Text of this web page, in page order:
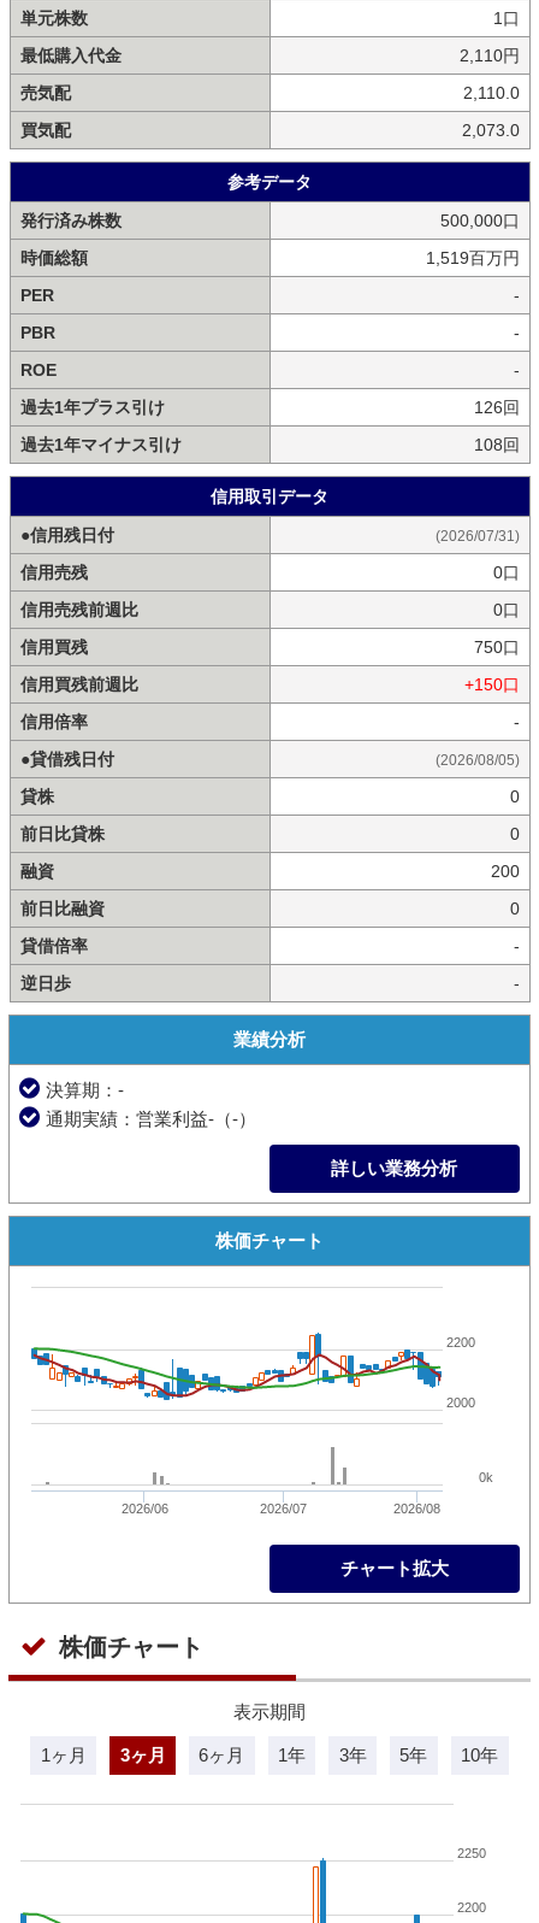
単元株数
1口
最低購入代金
2,110円
売気配
2,110.0
買気配
2,073.0
参考データ
発行済み株数
500,000口
時価総額
1,519百万円
PER
-
PBR
-
ROE
-
過去1年プラス引け
126回
過去1年マイナス引け
108回
信用取引データ
●信用残日付
(2026/07/31)
信用売残
0口
信用売残前週比
0口
信用買残
750口
信用買残前週比
+150口
信用倍率
-
●貸借残日付
(2026/08/05)
貸株
0
前日比貸株
0
融資
200
前日比融資
0
貸借倍率
-
逆日歩
-
業績分析
決算期：-
通期実績：営業利益-（-）
詳しい業務分析
株価チャート
2026/06 2026/07 2026/08
2000
2200
0k
チャート拡大
株価チャート
表示期間
1ヶ月 3ヶ月 6ヶ月 1年 3年 5年 10年
2200
2250